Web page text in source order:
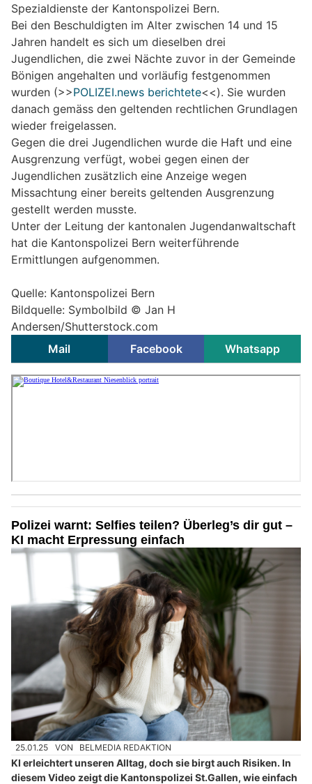
Spezialdienste der Kantonspolizei Bern.
Bei den Beschuldigten im Alter zwischen 14 und 15
Jahren handelt es sich um dieselben drei
Jugendlichen, die zwei Nächte zuvor in der Gemeinde
Bönigen angehalten und vorläufig festgenommen
wurden (>>POLIZEI.news berichtete<<). Sie wurden
danach gemäss den geltenden rechtlichen Grundlagen
wieder freigelassen.
Gegen die drei Jugendlichen wurde die Haft und eine
Ausgrenzung verfügt, wobei gegen einen der
Jugendlichen zusätzlich eine Anzeige wegen
Missachtung einer bereits geltenden Ausgrenzung
gestellt werden musste.
Unter der Leitung der kantonalen Jugendanwaltschaft
hat die Kantonspolizei Bern weiterführende
Ermittlungen aufgenommen.
Quelle: Kantonspolizei Bern
Bildquelle: Symbolbild © Jan H
Andersen/Shutterstock.com
Mail
Facebook Whatsapp
Polizei warnt: Selfies teilen? Überleg’s dir gut –
KI macht Erpressung einfach
25.01.25 VON BELMEDIA REDAKTION
KI erleichtert unseren Alltag, doch sie birgt auch Risiken. In
diesem Video zeigt die Kantonspolizei St.Gallen, wie einfach